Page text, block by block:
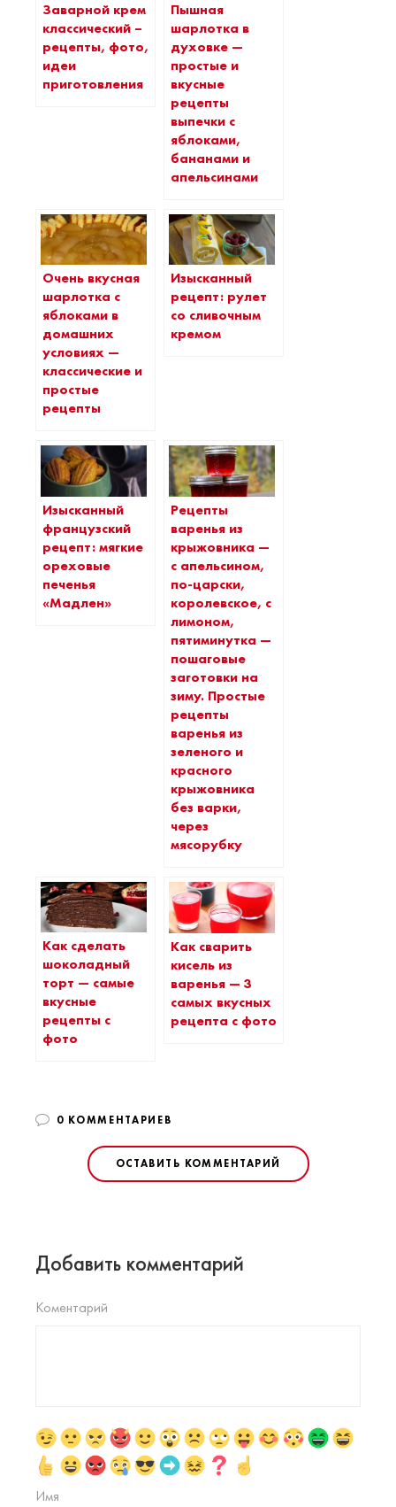
Заварной крем
классический –
рецепты, фото,
идеи
приготовления
Пышная
шарлотка в
духовке —
простые и
вкусные
рецепты
выпечки с
яблоками,
бананами и
апельсинами
Очень вкусная
шарлотка с
яблоками в
домашних
условиях —
классические и
простые
рецепты
Изысканный
рецепт: рулет
со сливочным
кремом
Изысканный
французский
рецепт: мягкие
ореховые
печенья
«Мадлен»
Рецепты
варенья из
крыжовника —
с апельсином,
по-царски,
королевское, с
лимоном,
пятиминутка —
пошаговые
заготовки на
зиму. Простые
рецепты
варенья из
зеленого и
красного
крыжовника
без варки,
через
мясорубку
Как сделать
шоколадный
торт — самые
вкусные
рецепты с
фото
Как сварить
кисель из
варенья — 3
самых вкусных
рецепта с фото
0 КОММЕНТАРИЕВ
ОСТАВИТЬ КОММЕНТАРИЙ
Добавить комментарий
Коментарий
Имя